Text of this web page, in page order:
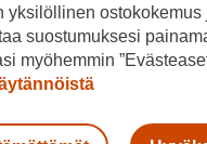
yksilöllinen ostokokemus
suostumuksesi
myöhemmin